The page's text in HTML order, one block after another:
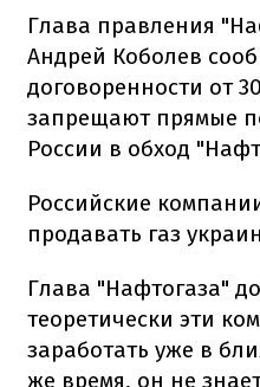
Глава правления
Андрей Коболев
договоренности от
запрещают прямые
России в обход
Российские
продавать газ
Глава "Нафтогаза"
теоретически эти
заработать уже в
же время, он не